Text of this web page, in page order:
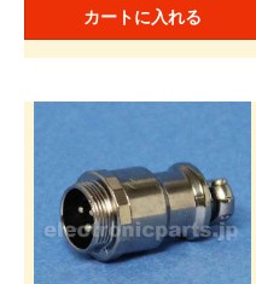
カートに入れる
お買い物を続ける